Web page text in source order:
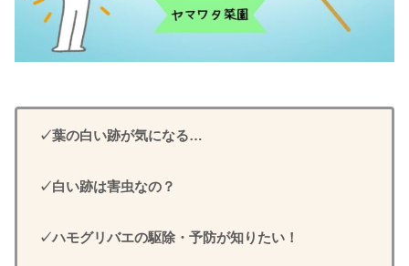
✓葉の白い跡が気になる…
✓白い跡は害虫なの？
✓ハモグリバエの駆除・予防が知りたい！